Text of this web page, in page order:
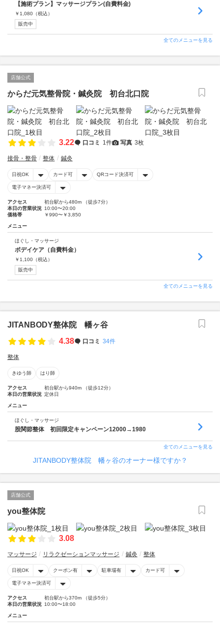
【施術プラン】マッサージプラン(自費料金)
￥ 1,080 （税込）
販売中
全てのメニューを見る
店舗公式
からだ元気整骨院・鍼灸院 初台北口院
3.22 口コミ 1件 写真 3枚
接骨・整骨 整体 鍼灸
日祝OK カード可 QRコード決済可
電子マネー決済可
アクセス
初台駅から480m （徒歩7分）
本日の営業状況 10:00〜20:00
価格帯
￥990〜￥3,850
メニュー
ほぐし・マッサージ
ボデイケア（自費料金）
￥ 1,100 （税込）
販売中
全てのメニューを見る
JITANBODY整体院 幡ヶ谷
4.38
口コミ 34件
整体
きゆう師 はり師
アクセス
初台駅から940m （徒歩12分）
本日の営業状況 定休日
メニュー
ほぐし・マッサージ
股関節整体 初回限定キャンペーン12000→1980
全てのメニューを見る
JITANBODY整体院 幡ヶ谷のオーナー様ですか？
店舗公式
you整体院
3.08
マッサージ リラクゼーションマッサージ 鍼灸 整体
日祝OK クーポン有 駐車場有 カード可
電子マネー決済可
アクセス
初台駅から370m （徒歩5分）
本日の営業状況 10:00〜18:00
メニュー